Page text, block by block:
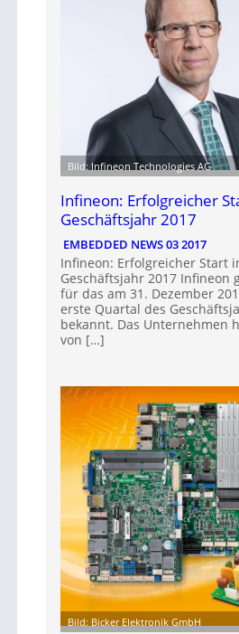
Bild: Infineon Technologies AG
Infineon: Erfolgreicher
Geschäftsjahr 2017
EMBEDDED NEWS 03 2017
Infineon: Erfolgreicher Start
Geschäftsjahr 2017 Infineon
für das am 31. Dezember
erste Quartal des
bekannt. Das Unternehmen
von […]
Bild: Bicker Elektronik GmbH